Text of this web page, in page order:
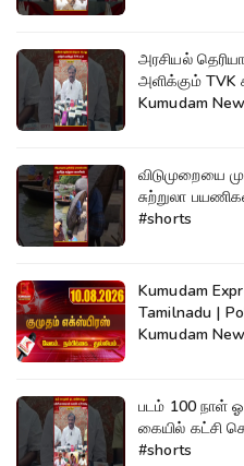
அரசியல்
அளிக்கும் TVK கட்சி | T.
Kumudam
விடுமுறையை
சுற்றுலா
#shorts
Kumudam
Tamilnadu |
Kumudam
படம் 100 நாள்
கையில் கட்சி
#shorts